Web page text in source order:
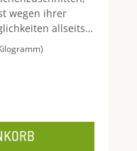
wegen ihrer
allseits
aus dem
jede
auf ausreichende